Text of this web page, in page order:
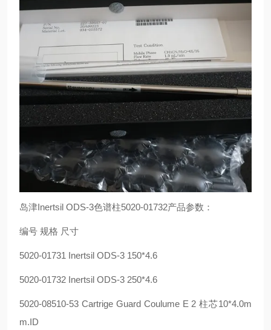
岛津Inertsil ODS-3色谱柱5020-01732产品参数：
编号 规格 尺寸
5020-01731 Inertsil ODS-3 150*4.6
5020-01732 Inertsil ODS-3 250*4.6
5020-08510-53 Cartrige Guard Coulume E 2 柱芯10*4.0m
m.ID